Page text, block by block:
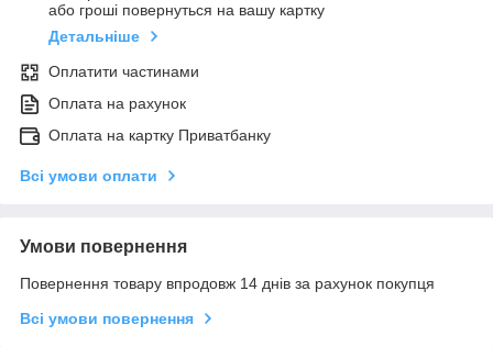
або гроші повернуться на вашу картку
Детальніше
Оплатити частинами
Оплата на рахунок
Оплата на картку Приватбанку
Всі умови оплати
Умови повернення
Повернення товару впродовж 14 днів за рахунок покупця
Всі умови повернення